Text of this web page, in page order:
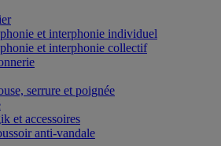
et interphonie individuel
et interphonie collectif
serrure et poignée
et accessoires
anti-vandale